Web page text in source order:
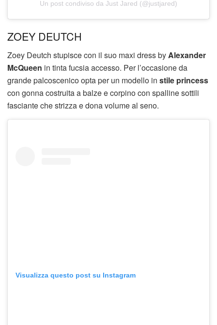
Un post condiviso da Just Jared (@justjared)
ZOEY DEUTCH
Zoey Deutch stupisce con il suo maxi dress byAlexander
McQueen in tinta fucsia accesso. Per l’occasione da
grande palcoscenico opta per un modello in stile princess
con gonna costruita a balze e corpino con spalline sottili
fasciante che strizza e dona volume al seno.
Visualizza questo post su Instagram